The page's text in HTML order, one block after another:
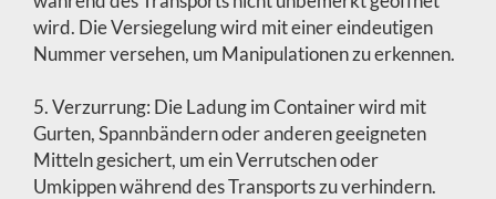
wird. Die Versiegelung wird mit einer eindeutigen
Nummer versehen, um Manipulationen zu erkennen.
5. Verzurrung: Die Ladung im Container wird mit
Gurten, Spannbändern oder anderen geeigneten
Mitteln gesichert, um ein Verrutschen oder
Umkippen während des Transports zu verhindern.